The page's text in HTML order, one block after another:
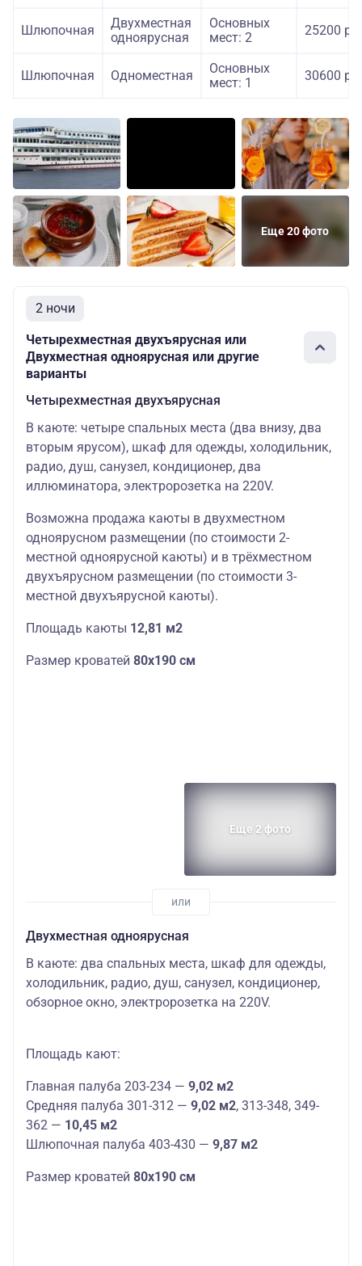
Шлюпочная
Двухместная
одноярусная
Основных
мест: 2
25200
Шлюпочная Одноместная
Основных
мест: 1
30600
Еще 20 фото
2 ночи
Четырехместная двухъярусная или
Двухместная одноярусная или другие
варианты
Четырехместная двухъярусная
В каюте: четыре спальных места (два внизу, два
вторым ярусом), шкаф для одежды, холодильник,
радио, душ, санузел, кондиционер, два
иллюминатора, электророзетка на 220V.
Возможна продажа каюты в двухместном
одноярусном размещении (по стоимости 2-
местной одноярусной каюты) и в трёхместном
двухъярусном размещении (по стоимости 3-
местной двухъярусной каюты).
Площадь каюты 12,81 м2
Размер кроватей 80х190 см
Еще 2 фото
Двухместная одноярусная
В каюте: два спальных места, шкаф для одежды,
холодильник, радио, душ, санузел, кондиционер,
обзорное окно, электророзетка на 220V.
Площадь кают:
Главная палуба 203-234 — 9,02 м2
Средняя палуба 301-312 — 9,02 м2, 313-348, 349-
362 — 10,45 м2
Шлюпочная палуба 403-430 — 9,87 м2
Размер кроватей 80х190 см